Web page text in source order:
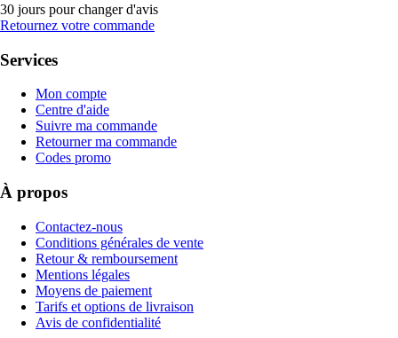
30 jours pour changer d'avis
Retournez votre commande
Services
Mon compte
Centre d'aide
Suivre ma commande
Retourner ma commande
Codes promo
À propos
Contactez-nous
Conditions générales de vente
Retour & remboursement
Mentions légales
Moyens de paiement
Tarifs et options de livraison
Avis de confidentialité